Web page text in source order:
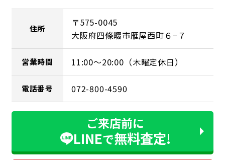
住所
〒575-0045
大阪府四條畷市雁屋西町６−７
営業時間 11:00～20:00（木曜定休日）
電話番号 072-800-4590
ご来店前に
LINEで無料査定!